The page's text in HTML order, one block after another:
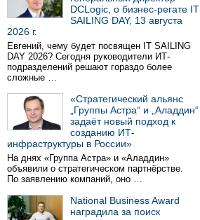
DCLogic, о бизнес-регате IT
SAILING DAY, 13 августа
2026 г.
Евгений, чему будет посвящен IT SAILING
DAY 2026? Сегодня руководители ИТ-
подразделений решают гораздо более
сложные …
«Стратегический альянс
„Группы Астра“ и „Аладдин“
задаёт новый подход к
созданию ИТ-
инфраструктуры в России»
На днях «Группа Астра» и «Аладдин»
объявили о стратегическом партнёрстве.
По заявлению компаний, оно …
National Business Award
наградила за поиск